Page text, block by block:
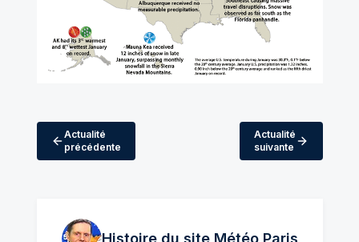
Actualité
précédente
Actualité
suivante